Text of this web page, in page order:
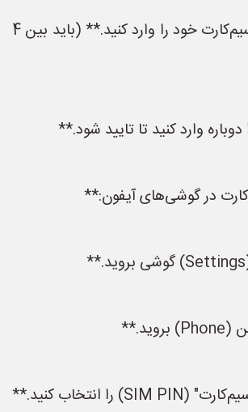
6. **پین جدید سیم‌کارت خود را وارد کنید.** (باید بین 4
در گوشی‌های آیفون:**